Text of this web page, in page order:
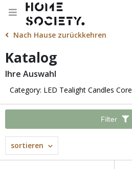
Nach Hause zurückkehren
Katalog
Ihre Auswahl
Category: LED Tealight Candles Core
Filter
sortieren